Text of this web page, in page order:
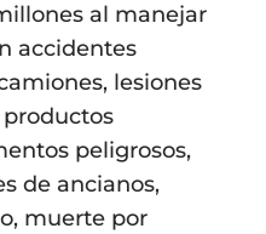
al manejar
accidentes
lesiones
peligrosos,
de ancianos,
muerte por